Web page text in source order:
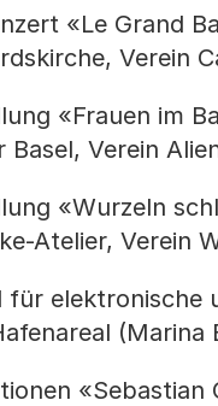
«Le Grand
Verein
«Frauen im
Basel, Verein
«Wurzeln
Atelier, Verein
für elektronische
(Marina